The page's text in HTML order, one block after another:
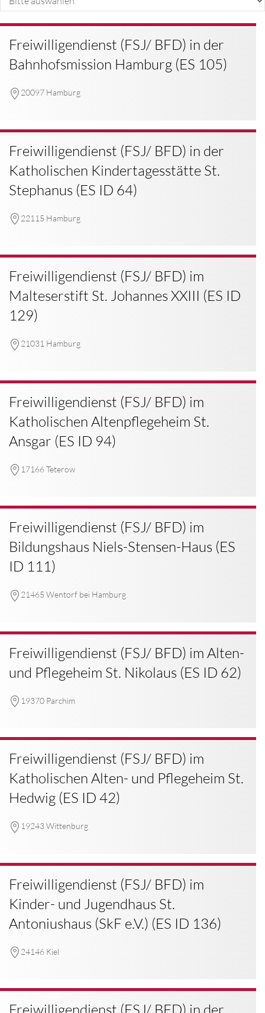
Freiwilligendienst (FSJ/ BFD) in der
Bahnhofsmission Hamburg (ES 105)
20097 Hamburg
Freiwilligendienst (FSJ/ BFD) in der
Katholischen Kindertagesstätte St.
Stephanus (ES ID 64)
22115 Hamburg
Freiwilligendienst (FSJ/ BFD) im
Malteserstift St. Johannes XXIII (ES ID
129)
21031 Hamburg
Freiwilligendienst (FSJ/ BFD) im
Katholischen Altenpflegeheim St.
Ansgar (ES ID 94)
17166 Teterow
Freiwilligendienst (FSJ/ BFD) im
Bildungshaus Niels-Stensen-Haus (ES
ID 111)
21465 Wentorf bei Hamburg
Freiwilligendienst (FSJ/ BFD) im Alten-
und Pflegeheim St. Nikolaus (ES ID 62)
19370 Parchim
Freiwilligendienst (FSJ/ BFD) im
Katholischen Alten- und Pflegeheim St.
Hedwig (ES ID 42)
19243 Wittenburg
Freiwilligendienst (FSJ/ BFD) im
Kinder- und Jugendhaus St.
Antoniushaus (SkF e.V.) (ES ID 136)
24146 Kiel